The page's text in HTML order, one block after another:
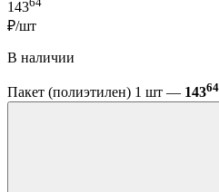
143
₽/шт
В наличии
Пакет (полиэтилен) 1 шт — 14364